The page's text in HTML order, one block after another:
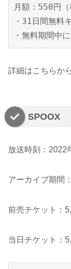
月額：550円（
・31日間無料
・無料期間中
詳細はこちらか
SPOOX
放送時刻：2022
アーカイブ期間
前売チケット：
当日チケット：